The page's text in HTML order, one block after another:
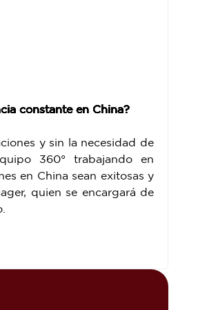
constante en China?
y sin la necesidad de
360° trabajando en
en China sean exitosas y
quien se encargará de